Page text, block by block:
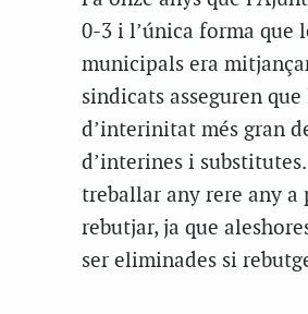
0-3 i l’única forma que
municipals era
sindicats asseguren
d’interinitat més gran
d’interines i
treballar any rere any a
rebutjar, ja que
ser eliminades si